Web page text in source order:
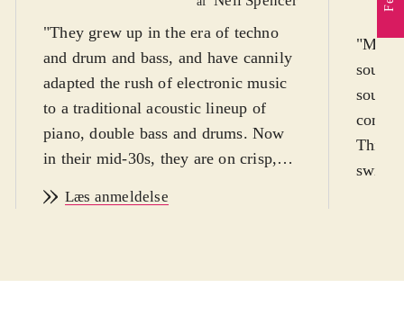
"They grew up in the era of techno
and drum and bass, and have cannily
adapted the rush of electronic music
to a traditional acoustic lineup of
piano, double bass and drums. Now
in their mid-30s, they are on crisp,
time to refine their approach".
Læs anmeldelse
"More
This